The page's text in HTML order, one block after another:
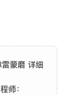
蒙磨 详细
师：